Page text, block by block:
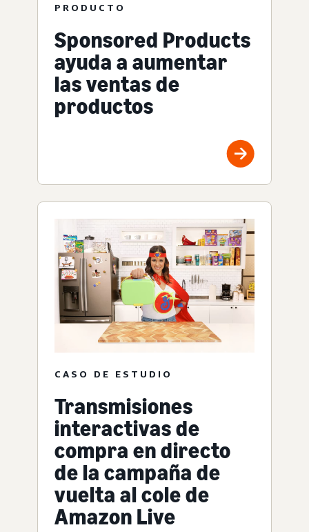
PRODUCTO
Sponsored Products
ayuda a aumentar
las ventas de
productos
CASO DE ESTUDIO
Transmisiones
interactivas de
compra en directo
de la campaña de
vuelta al cole de
Amazon Live